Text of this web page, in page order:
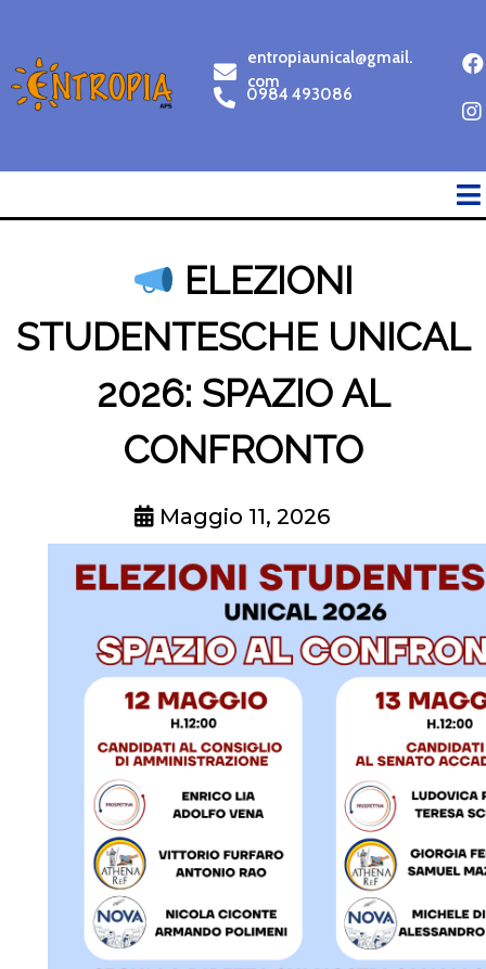
entropiaunical@gmail.
com
0984 493086
ELEZIONI
STUDENTESCHE UNICAL
2026: SPAZIO AL
CONFRONTO
Maggio 11, 2026